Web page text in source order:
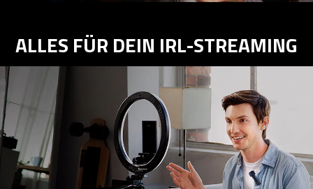
ALLES FÜR DEIN IRL-STREAMING